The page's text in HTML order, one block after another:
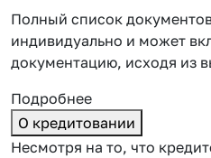
Полный список
индивидуально и может
документацию, исходя из
Подробнее
О кредитовании
Несмотря на то, что